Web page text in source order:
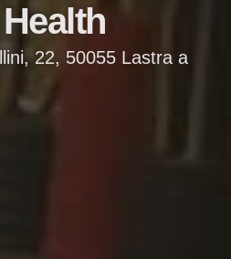
22, 50055 Lastra a